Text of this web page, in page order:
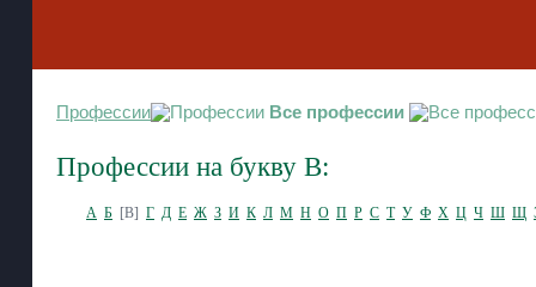
Профессии Все профессии
Профессии на букву В:
А Б [В] Г Д Е Ж З И К Л М Н О П Р С Т У Ф Х Ц Ч Ш Щ